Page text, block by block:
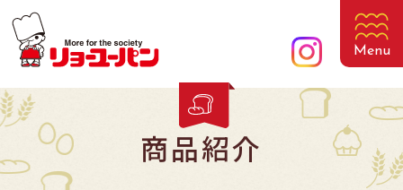
Menu
商品紹介